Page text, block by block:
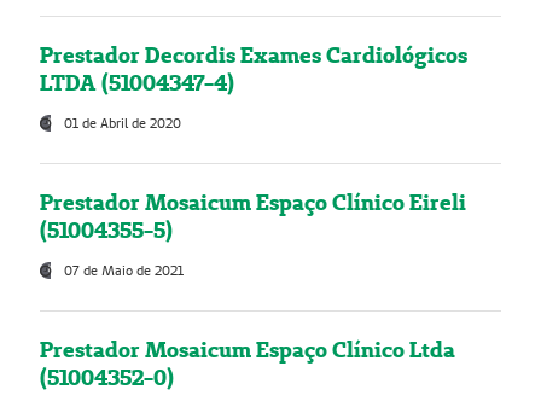
Prestador Decordis Exames Cardiológicos
LTDA (51004347-4)
01 de Abril de 2020
Prestador Mosaicum Espaço Clínico Eireli
(51004355-5)
07 de Maio de 2021
Prestador Mosaicum Espaço Clínico Ltda
(51004352-0)